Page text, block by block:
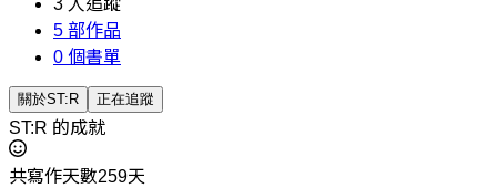
3 人追蹤
5 部作品
0 個書單
關於ST:R 正在追蹤
ST:R 的成就
共寫作天數259天